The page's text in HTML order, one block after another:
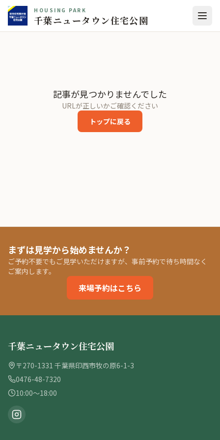
HOUSING PARK
千葉ニュータウン住宅公園
記事が見つかりませんでした
URLが正しいかご確認ください
トップに戻る
まずは見学から始めませんか？
ご予約不要でもご見学いただけますが、事前予約で待ち時間なく
ご案内します。
来場予約はこちら
千葉ニュータウン住宅公園
〒270-1331 千葉県印西市牧の原6-1-3
0476-48-7320
10:00〜18:00